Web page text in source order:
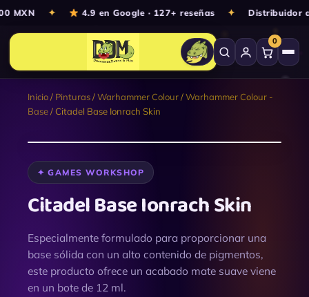
MXN 4.9 en Google · 127+ reseñas Distribuidor
0
Ir
contenido
Inicio/ Pinturas/Warhammer Colour/Warhammer Colour -
Base/ Citadel Base Ionrach Skin
◆ Producto original
✦ GAMES WORKSHOP
Citadel Base Ionrach Skin
Especialmente formulado para proporcionar una
base sólida con un alto contenido de pigmentos,
este producto ofrece un acabado mate suave viene
en un bote de 12 ml.
Citadel
Base
Ionrach
Skin